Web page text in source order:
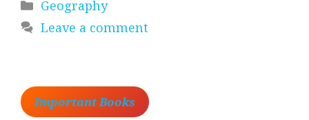
Geography
Leave a comment
Important Books